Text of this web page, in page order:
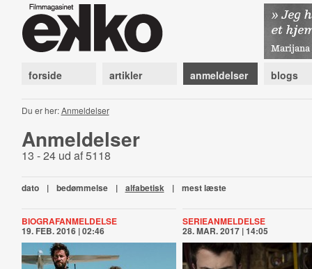
forside artikler anmeldelser blogs
Du er her:Anmeldelser
Anmeldelser
13 - 24 ud af 5118
dato | bedømmelse | alfabetisk | mest læste
BIOGRAFANMELDELSE
19. FEB. 2016 | 02:46
SERIEANMELDELSE
28. MAR. 2017 | 14:05